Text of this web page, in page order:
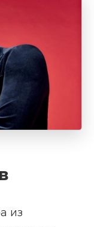
из